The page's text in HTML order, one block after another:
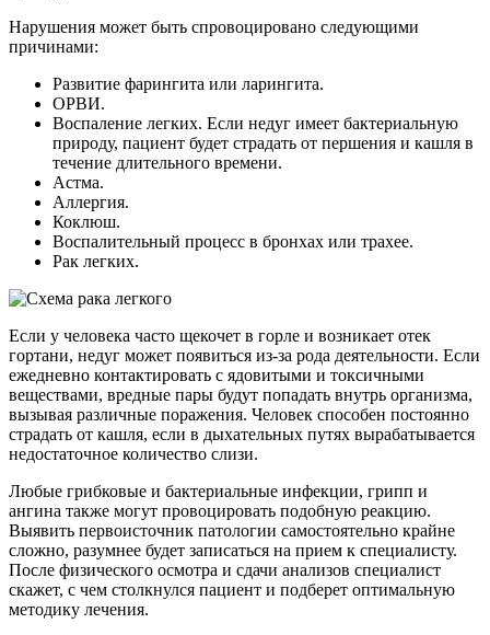
Нарушения может быть спровоцировано следующими
причинами:
Развитие фарингита или ларингита.
ОРВИ.
Воспаление легких. Если недуг имеет бактериальную
природу, пациент будет страдать от першения и кашля в
течение длительного времени.
Астма.
Аллергия.
Коклюш.
Воспалительный процесс в бронхах или трахее.
Рак легких.
Если у человека часто щекочет в горле и возникает отек
гортани, недуг может появиться из-за рода деятельности. Если
ежедневно контактировать с ядовитыми и токсичными
веществами, вредные пары будут попадать внутрь организма,
вызывая различные поражения. Человек способен постоянно
страдать от кашля, если в дыхательных путях вырабатывается
недостаточное количество слизи.
Любые грибковые и бактериальные инфекции, грипп и
ангина также могут провоцировать подобную реакцию.
Выявить первоисточник патологии самостоятельно крайне
сложно, разумнее будет записаться на прием к специалисту.
После физического осмотра и сдачи анализов специалист
скажет, с чем столкнулся пациент и подберет оптимальную
методику лечения.